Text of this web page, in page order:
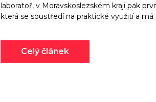
laboratoř, v Moravskoslezském kraji pak
která se soustředí na praktické využití a
Celý článek